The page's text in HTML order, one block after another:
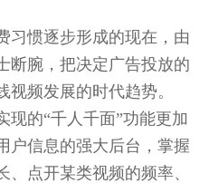
习惯逐步形成的现在，由
断腕，把决定广告投放的
频发展的时代趋势。
现的“千人千面”功能更加
户信息的强大后台，掌握
点开某类视频的频率、